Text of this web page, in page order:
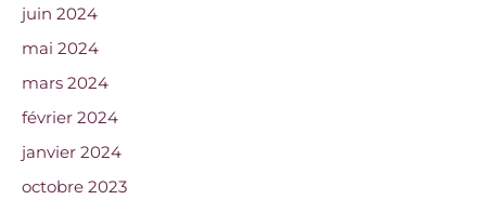
juin 2024
mai 2024
mars 2024
février 2024
janvier 2024
octobre 2023